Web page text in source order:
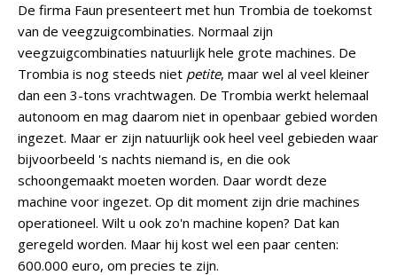
De firma Faun presenteert met hun Trombia de toekomst
van de veegzuigcombinaties. Normaal zijn
veegzuigcombinaties natuurlijk hele grote machines. De
Trombia is nog steeds niet petite, maar wel al veel kleiner
dan een 3-tons vrachtwagen. De Trombia werkt helemaal
autonoom en mag daarom niet in openbaar gebied worden
ingezet. Maar er zijn natuurlijk ook heel veel gebieden waar
bijvoorbeeld 's nachts niemand is, en die ook
schoongemaakt moeten worden. Daar wordt deze
machine voor ingezet. Op dit moment zijn drie machines
operationeel. Wilt u ook zo'n machine kopen? Dat kan
geregeld worden. Maar hij kost wel een paar centen:
600.000 euro, om precies te zijn.